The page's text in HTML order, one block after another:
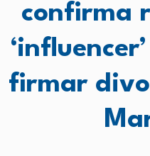
confirma
firmar